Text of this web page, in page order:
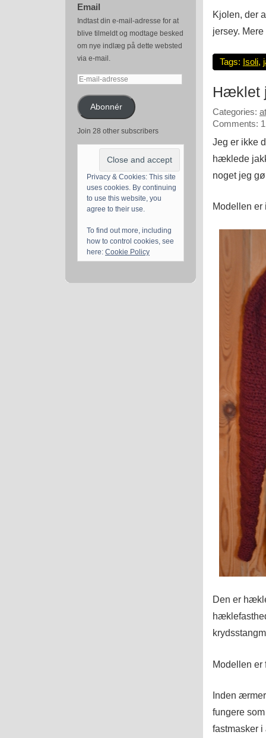
Email
Indtast din e-mail-adresse for at
blive tilmeldt og modtage besked
om nye indlæg på dette websted
via e-mail.
E-
adresseAbonnér
Join 28 other subscribers
Privacy & Cookies: This site
uses cookies. By continuing
to use this website, you
agree to their use.
To find out more, including
how to control cookies, see
here: Cookie Policy
Kjolen, der
jersey.
Tags: Isoli,
Hæklet
Categories:
Comments: 1
Jeg er ikke
hæklede
noget jeg
Modellen er
Den er
Modellen er
Inden
fungere
fastmasker